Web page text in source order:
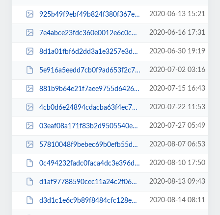
925b49f9ebf49b824f380f367efa69e5.jpg 2020-06-13 15:21
7e4abce23fdc360e0012e6c0cd45ad17.jpg 2020-06-16 17:31
8d1a01fbf6d2dd3a1e3257e3d990d441.jpg 2020-06-30 19:19
5e916a5eedd7cb0f9ad653f2c75c0503.pdf 2020-07-02 03:16
881b9b64e21f7aee9755d64269d09271.jpg 2020-07-15 16:43
4cb0d6e24894cdacba63f4ec79482bd0.jpg 2020-07-22 11:53
03eaf08a171f83b2d9505540e4ad103e.jpg 2020-07-27 05:49
57810048f9bebec69b0efb55d306ab5f.jpg 2020-08-07 06:53
0c494232fadc0faca4dc3e396d9e57fd.pdf 2020-08-10 17:50
d1af97788590cec11a24c2f06b47da73.pdf 2020-08-13 09:43
d3d1c1e6c9b89f8484cfc128e802ca10.pdf 2020-08-14 08:11